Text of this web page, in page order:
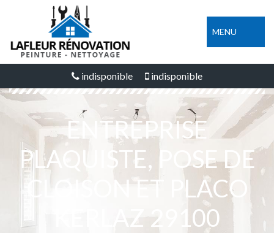
MENU
indisponible indisponible
ENTREPRISE
PLAQUISTE, POSE DE
CLOISON ET PLACO
KERLAZ 29100